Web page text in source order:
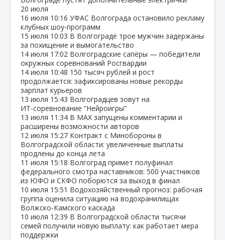
20 июля
16 июля 10:16 УФАС Волгограда остановило рекламу
клубных шоу‑программ
15 июля 10:03 В Волгограде трое мужчин задержаны
за похищение и вымогательство
14 июля 17:02 Волгоградские сапёры — победители
окружных соревнований Росгвардии
14 июля 10:48 150 тысяч рублей и рост
продолжается: зафиксированы новые рекорды
зарплат курьеров
13 июля 15:43 Волгоградцев зовут на
ИТ‑соревнование “Нейроигры”
13 июля 11:34 В МАХ запущены комментарии и
расширены возможности авторов
12 июля 15:27 Контракт с Минобороны в
Волгоградской области: увеличенные выплаты
продлены до конца лета
11 июля 15:18 Волгоград примет полуфинал
федерального смотра наставников: 500 участников
из ЮФО и СКФО поборются за выход в финал
10 июля 15:51 Водохозяйственный прогноз: рабочая
группа оценила ситуацию на водохранилищах
Волжско‑Камского каскада
10 июля 12:39 В Волгоградской области тысячи
семей получили новую выплату: как работает мера
поддержки